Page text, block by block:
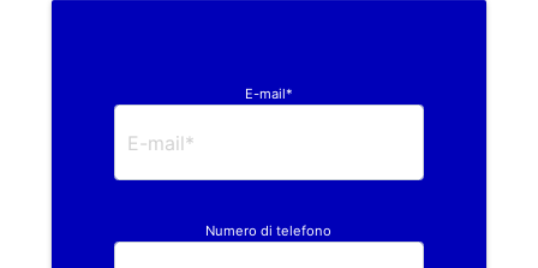
E-mail*
Numero di telefono